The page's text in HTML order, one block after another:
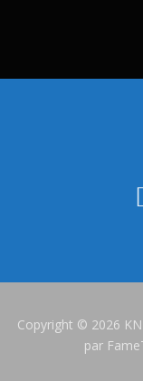
Copyright © 2026
par